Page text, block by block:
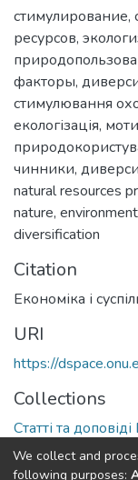
стимулирование,
ресурсов,
факторы,
стимулювання
екологізація,
чинники,
natural resources
nature,
diversification
Citation
Економіка і
URI
https://
Collections
Статті та
Full item page
We collect and
following purposes: